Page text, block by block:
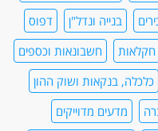
בנייה ונדל"ן
דפוס
חקלאות
חשבונאות וכספים
כלכלה, בנקאות ושוק ההון
מדעים מדוייקים